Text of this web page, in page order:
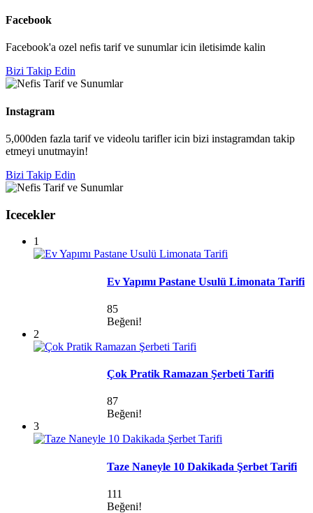
Facebook
Facebook'a ozel nefis tarif ve sunumlar icin iletisimde kalin
Bizi Takip Edin
Instagram
5,000den fazla tarif ve videolu tarifler icin bizi instagramdan takip
etmeyi unutmayin!
Bizi Takip Edin
Icecekler
1
Ev Yapımı Pastane Usulü Limonata Tarifi
85
Beğeni!
2
Çok Pratik Ramazan Şerbeti Tarifi
87
Beğeni!
3
Taze Naneyle 10 Dakikada Şerbet Tarifi
111
Beğeni!